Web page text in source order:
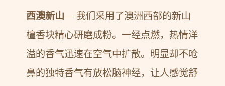
西澳新山— 我们采用了澳洲西部的新山
檀香块精心研磨成粉。一经点燃，热情洋
溢的香气迅速在空气中扩散。明显却不呛
鼻的独特香气有放松脑神经，让人感觉舒